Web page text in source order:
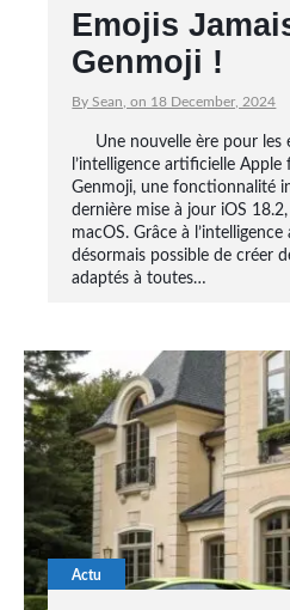
Emojis
Genmoji !
By Sean, on 18 December, 2024
Une nouvelle ère pour les
l’intelligence artificielle
Genmoji, une fonctionnalité
dernière mise à jour iOS
macOS. Grâce à
désormais possible de créer
adaptés à toutes…
Actu